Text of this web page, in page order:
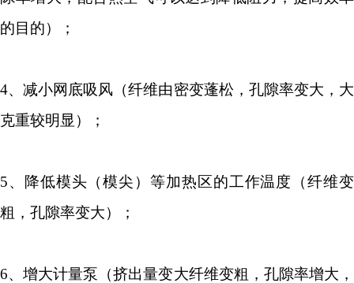
的目的）；
4、减小网底吸风（纤维由密变蓬松，孔隙率变大，大
克重较明显）；
5、降低模头（模尖）等加热区的工作温度（纤维变
粗，孔隙率变大）；
6、增大计量泵（挤出量变大纤维变粗，孔隙率增大，